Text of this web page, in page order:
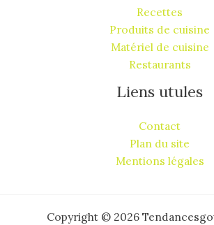
Recettes
Produits de cuisine
Matériel de cuisine
Restaurants
Liens utules
Contact
Plan du site
Mentions légales
Copyright © 2026